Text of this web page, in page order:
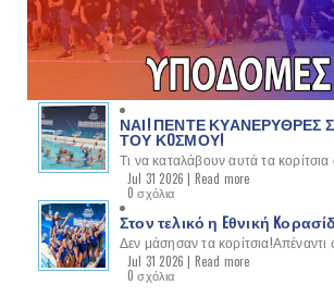
ΝΑΙ! ΠΕΝΤΕ ΚΥΑΝΕΡΥΘΡΕΣ
ΤΟΥ ΚOΣΜΟΥ!
Τι να καταλάβουν αυτά τα κορίτσια
Jul 31 2026 | Read more
0 σχόλια
Στον τελικό η Eθνική
Δεν μάσησαν τα κορίτσια!Απέναντι
Jul 31 2026 | Read more
0 σχόλια